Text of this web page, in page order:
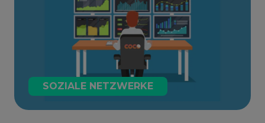
SOZIALE NETZWERKE